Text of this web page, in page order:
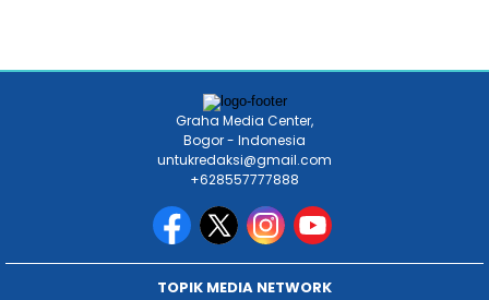
Graha Media Center,
Bogor - Indonesia
untukredaksi@gmail.com
+628557777888
TOPIK MEDIA NETWORK